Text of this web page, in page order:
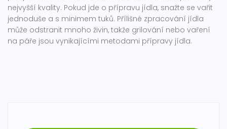
nejvyšší kvality. Pokud jde o přípravu jídla, snažte se vařit
jednoduše a s minimem tuků. Přílišné zpracování jídla
může odstranit mnoho živin, takže grilování nebo vaření
na páře jsou vynikajícími metodami přípravy jídla.